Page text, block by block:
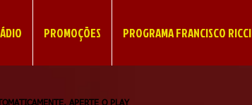
PROMOÇÕES PROGRAMA FRANCISCO RICCI